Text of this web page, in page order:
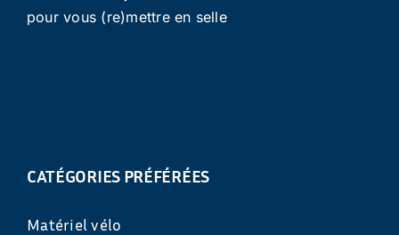
pour vous (re)mettre en selle
CATÉGORIES PRÉFÉRÉES
Matériel vélo